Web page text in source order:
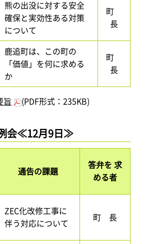
熊の出没に対する安全
確保と実効性ある対策
について
町
長
鹿追町は、この町の
「価値」を何に求める
か
町
長
旨 (PDF形式：235KB)
会≪12月9日≫
通告の課題
答弁を 求
める者
ZEC化改修工事に
伴う対応について
町 長